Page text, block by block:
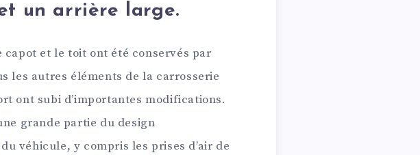
un arrière large.
capot et le toit ont été conservés par
les autres éléments de la carrosserie
ont subi d’importantes modifications.
grande partie du design
véhicule, y compris les prises d’air de